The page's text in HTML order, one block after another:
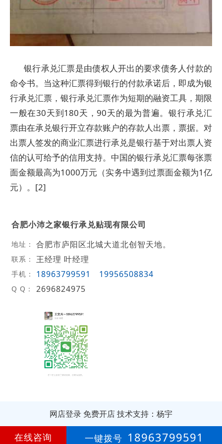
银行承兑汇票是由债权人开出的要求债务人付款的
命令书。当这种汇票得到银行的付款承诺后，即成为银
行承兑汇票，银行承兑汇票作为短期的融资工具，期限
一般在30天到180天，90天的最为普遍。银行承兑汇
票由在承兑银行开立存款账户的存款人出票，票据。对
出票人签发的商业汇票进行承兑是银行基于对出票人资
信的认可给予的信用支持。中国的银行承兑汇票每张票
面金额最高为1000万元（实务中遇到过票面金额为1亿
元）。[2]
合肥小沛之家银行承兑贴现有限公司
地址： 合肥市庐阳区北城大道北创智天地。
联系： 王经理 叶经理
手机： 18963799591 19956508834
Q Q： 2696824975
网店登录 免费开店技术支持：杨宇
第14年
在线咨询 一键拨号 18963799591